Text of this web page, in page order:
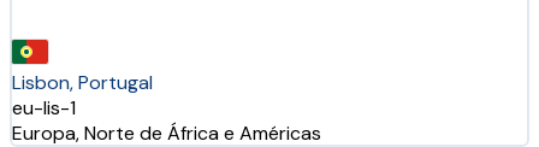
Lisbon, Portugal
eu-lis-1
Europa, Norte de África e Américas